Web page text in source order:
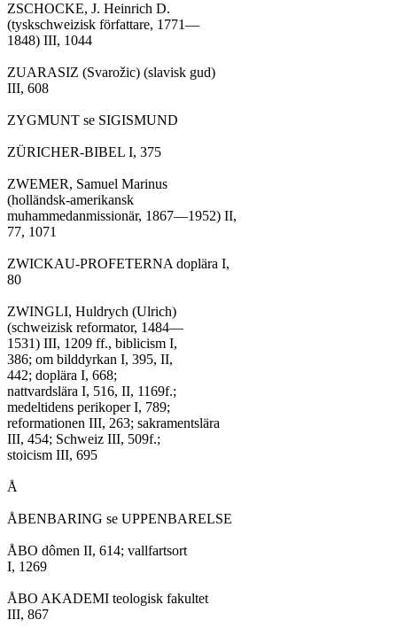
ZSCHOCKE, J. Heinrich D.
(tyskschweizisk författare, 1771—
1848) III, 1044
ZUARASIZ (Svarožic) (slavisk gud)
III, 608
ZYGMUNT se SIGISMUND
ZÜRICHER-BIBEL I, 375
ZWEMER, Samuel Marinus
(holländsk-amerikansk
muhammedanmissionär, 1867—1952) II,
77, 1071
ZWICKAU-PROFETERNA doplära I,
80
ZWINGLI, Huldrych (Ulrich)
(schweizisk reformator, 1484—
1531) III, 1209 ff., biblicism I,
386; om bilddyrkan I, 395, II,
442; doplära I, 668;
nattvardslära I, 516, II, 1169f.;
medeltidens perikoper I, 789;
reformationen III, 263; sakramentslära
III, 454; Schweiz III, 509f.;
stoicism III, 695
Å
ÅBENBARING se UPPENBARELSE
ÅBO dômen II, 614; vallfartsort
I, 1269
ÅBO AKADEMI teologisk fakultet
III, 867